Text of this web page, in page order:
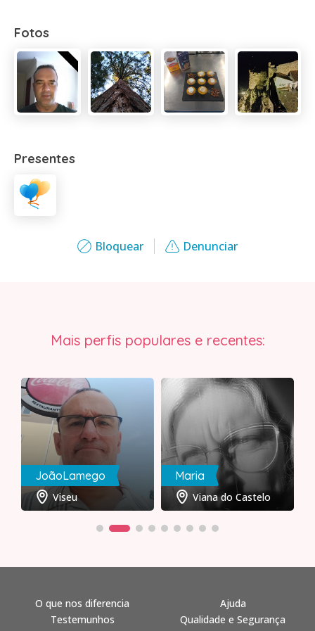
Bloquear Denunciar
Fotos
Presentes
Mais perfis populares e recentes:
JoãoLamego
Viseu
Maria
Viana do Castelo
O que nos diferencia
Testemunhos
Ajuda
Qualidade e Segurança